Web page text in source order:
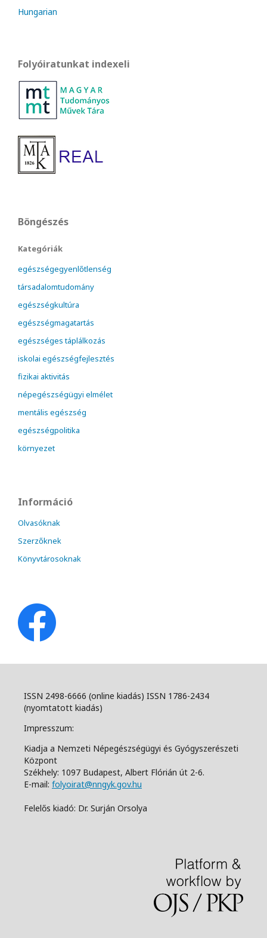
Hungarian
Folyóiratunkat indexeli
Böngészés
Kategóriák
egészségegyenlőtlenség
társadalomtudomány
egészségkultúra
egészségmagatartás
egészséges táplálkozás
iskolai egészségfejlesztés
fizikai aktivitás
népegészségügyi elmélet
mentális egészség
egészségpolitika
környezet
Információ
Olvasóknak
Szerzőknek
Könyvtárosoknak
ISSN 2498-6666 (online kiadás) ISSN 1786-2434
(nyomtatott kiadás)
Impresszum:
Kiadja a Nemzeti Népegészségügyi és Gyógyszerészeti
Központ
Székhely: 1097 Budapest, Albert Flórián út 2-6.
E-mail: folyoirat@nngyk.gov.hu
Felelős kiadó: Dr. Surján Orsolya